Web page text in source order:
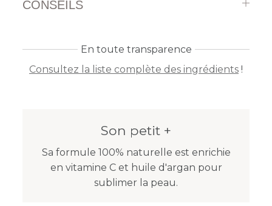
CONSEILS
En toute transparence
Consultez la liste complète des ingrédients !
Son petit +
Sa formule 100% naturelle est enrichie
en vitamine C et huile d'argan pour
sublimer la peau.